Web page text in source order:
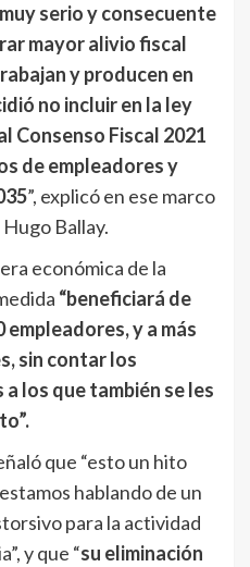
serio y consecuente
mayor alivio fiscal
y producen en
no incluir en la ley
Consenso Fiscal 2021
de empleadores y
”, explicó en ese marco
Ballay.
económica de la
“beneficiará de
empleadores, y a más
sin contar los
los que también se les
que “esto un hito
hablando de un
para la actividad
y que “su eliminación